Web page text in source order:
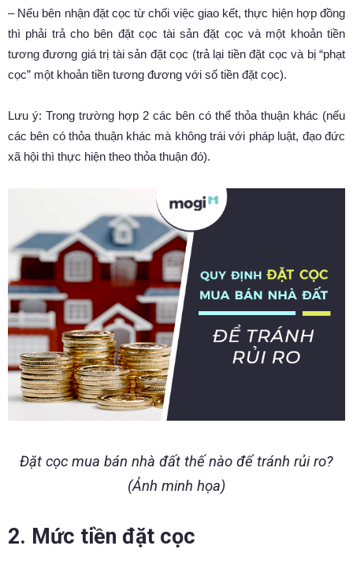
– Nếu bên nhận đặt cọc từ chối việc giao kết, thực hiện hợp đồng
thì phải trả cho bên đặt cọc tài sản đặt cọc và một khoản tiền
tương đương giá trị tài sản đặt cọc (trả lại tiền đặt cọc và bị “phạt
cọc” một khoản tiền tương đương với số tiền đặt cọc).
Lưu ý: Trong trường hợp 2 các bên có thể thỏa thuận khác (nếu
các bên có thỏa thuận khác mà không trái với pháp luật, đạo đức
xã hội thì thực hiện theo thỏa thuận đó).
Đặt cọc mua bán nhà đất thế nào để tránh rủi ro?
(Ảnh minh họa)
2. Mức tiền đặt cọc